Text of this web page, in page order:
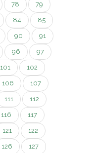
78 79
84 85
90 91
96 97
101 102
106 107
111 112
116 117
121 122
126 127